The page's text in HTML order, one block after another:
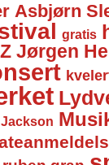
Asbjørn
gratis
Jørgen